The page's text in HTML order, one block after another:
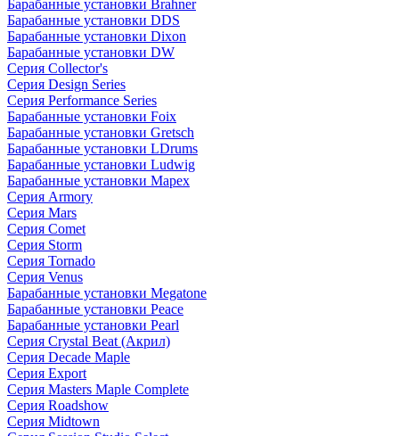
Барабанные установки Brahner
Барабанные установки DDS
Барабанные установки Dixon
Барабанные установки DW
Серия Collector's
Серия Design Series
Серия Performance Series
Барабанные установки Foix
Барабанные установки Gretsch
Барабанные установки LDrums
Барабанные установки Ludwig
Барабанные установки Mapex
Серия Armory
Серия Mars
Серия Comet
Серия Storm
Серия Tornado
Серия Venus
Барабанные установки Megatone
Барабанные установки Peace
Барабанные установки Pearl
Серия Crystal Beat (Акрил)
Серия Decade Maple
Серия Export
Серия Masters Maple Complete
Серия Roadshow
Серия Midtown